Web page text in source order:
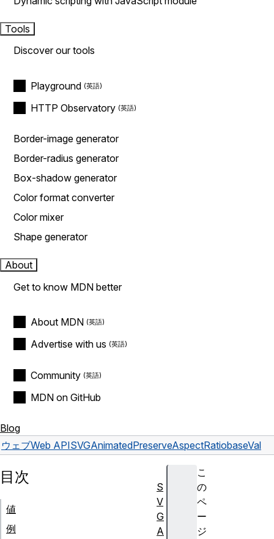
Tools
Discover our tools
Playground
HTTP Observatory
Border-image generator
Border-radius generator
Box-shadow generator
Color format converter
Color mixer
Shape generator
About
Get to know MDN better
About MDN
Advertise with us
Community
MDN on GitHub
Blog
ウェブWeb APISVGAnimatedPreserveAspectRatiobaseVal
こ
の
ペ
ー
ジ
目次
値
例
S
V
G
A